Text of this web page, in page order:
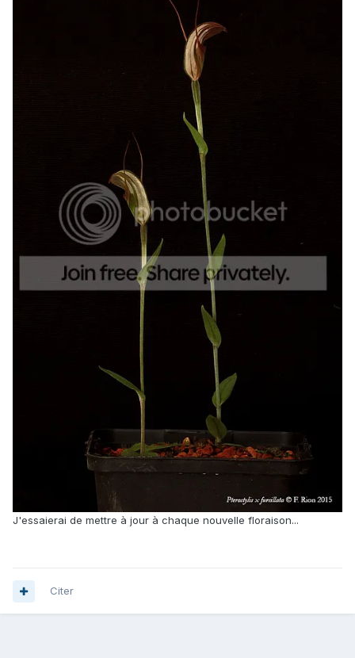
J'essaierai de mettre à jour à chaque nouvelle floraison...
Citer